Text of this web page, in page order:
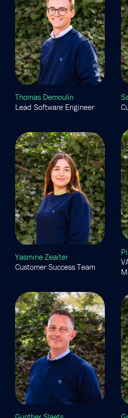
Thomas Demoulin
Lead Software Engineer
Yasmine Zeaiter
Customer Success Team